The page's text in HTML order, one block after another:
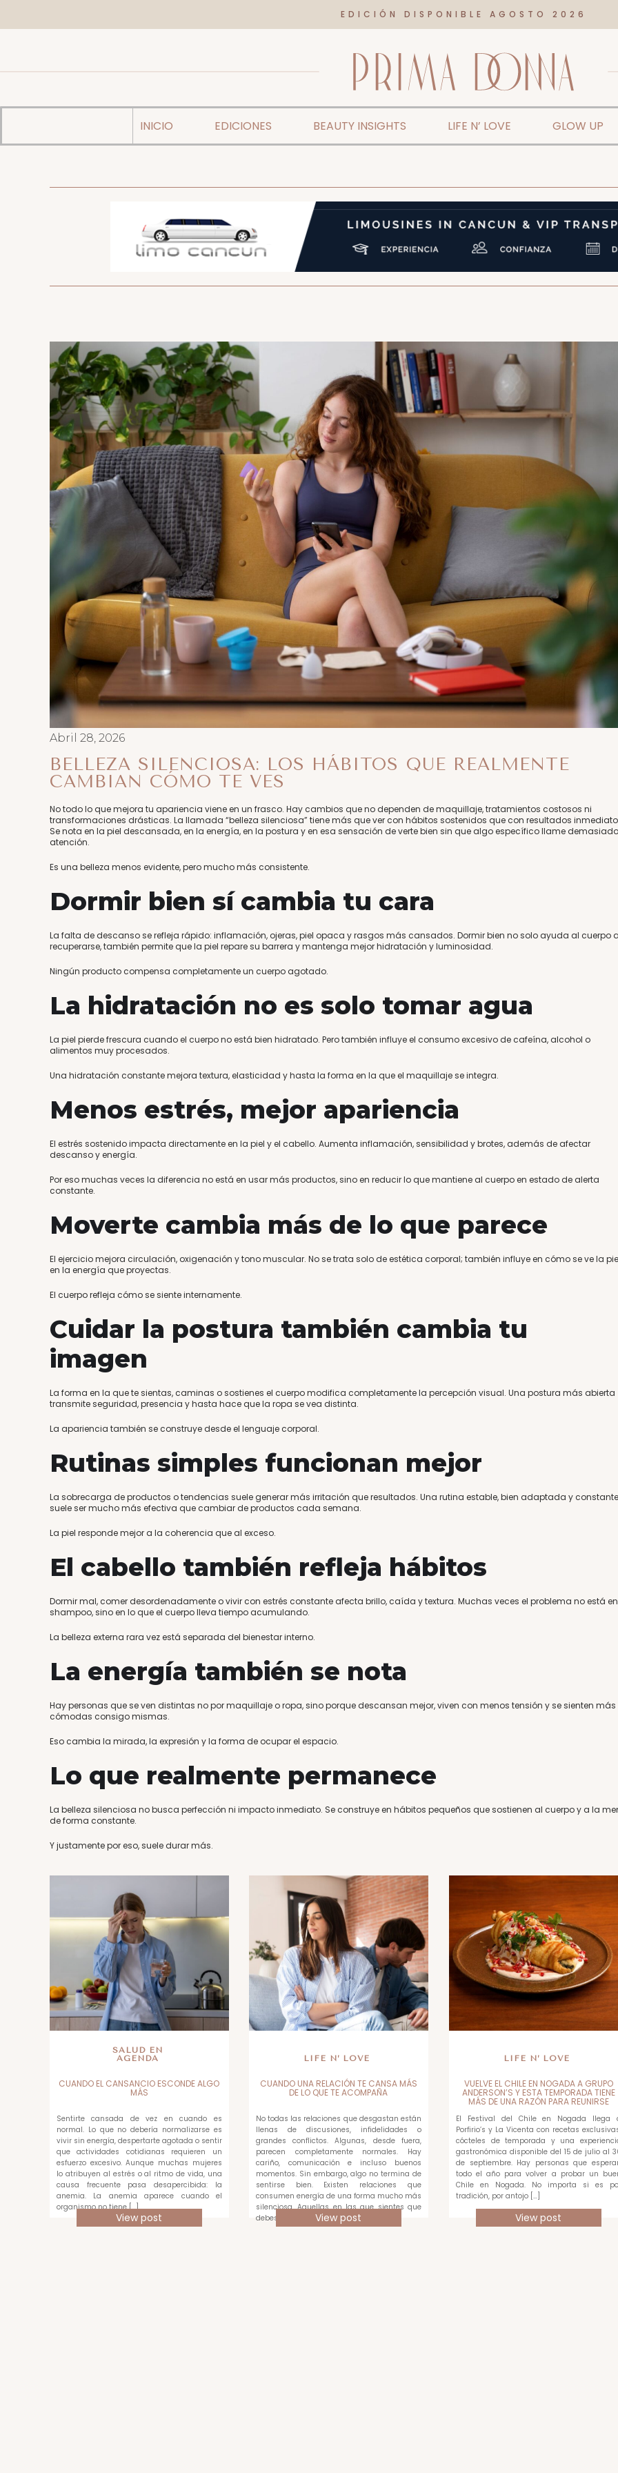
EDICIÓN DISPONIBLE AGOSTO 2026
INICIO EDICIONES BEAUTY INSIGHTS LIFE N’ LOVE GLOW UP
Abril 28, 2026
BELLEZA SILENCIOSA: LOS HÁBITOS QUE REALMENTE
CAMBIAN CÓMO TE VES
No todo lo que mejora tu apariencia viene en un frasco. Hay cambios que no dependen de maquillaje, tratamientos costosos ni
transformaciones drásticas. La llamada “belleza silenciosa” tiene más que ver con hábitos sostenidos que con resultados
Se nota en la piel descansada, en la energía, en la postura y en esa sensación de verte bien sin que algo específico llame
atención.
Es una belleza menos evidente, pero mucho más consistente.
Dormir bien sí cambia tu cara
La falta de descanso se refleja rápido: inflamación, ojeras, piel opaca y rasgos más cansados. Dormir bien no solo ayuda al cuerpo
recuperarse, también permite que la piel repare su barrera y mantenga mejor hidratación y luminosidad.
Ningún producto compensa completamente un cuerpo agotado.
La hidratación no es solo tomar agua
La piel pierde frescura cuando el cuerpo no está bien hidratado. Pero también influye el consumo excesivo de cafeína, alcohol o
alimentos muy procesados.
Una hidratación constante mejora textura, elasticidad y hasta la forma en la que el maquillaje se integra.
Menos estrés, mejor apariencia
El estrés sostenido impacta directamente en la piel y el cabello. Aumenta inflamación, sensibilidad y brotes, además de afectar
descanso y energía.
Por eso muchas veces la diferencia no está en usar más productos, sino en reducir lo que mantiene al cuerpo en estado de alerta
constante.
Moverte cambia más de lo que parece
El ejercicio mejora circulación, oxigenación y tono muscular. No se trata solo de estética corporal; también influye en cómo se ve la
en la energía que proyectas.
El cuerpo refleja cómo se siente internamente.
Cuidar la postura también cambia tu
imagen
La forma en la que te sientas, caminas o sostienes el cuerpo modifica completamente la percepción visual. Una postura más abierta
transmite seguridad, presencia y hasta hace que la ropa se vea distinta.
La apariencia también se construye desde el lenguaje corporal.
Rutinas simples funcionan mejor
La sobrecarga de productos o tendencias suele generar más irritación que resultados. Una rutina estable, bien adaptada y constante
suele ser mucho más efectiva que cambiar de productos cada semana.
La piel responde mejor a la coherencia que al exceso.
El cabello también refleja hábitos
Dormir mal, comer desordenadamente o vivir con estrés constante afecta brillo, caída y textura. Muchas veces el problema no está
shampoo, sino en lo que el cuerpo lleva tiempo acumulando.
La belleza externa rara vez está separada del bienestar interno.
La energía también se nota
Hay personas que se ven distintas no por maquillaje o ropa, sino porque descansan mejor, viven con menos tensión y se sienten más
cómodas consigo mismas.
Eso cambia la mirada, la expresión y la forma de ocupar el espacio.
Lo que realmente permanece
La belleza silenciosa no busca perfección ni impacto inmediato. Se construye en hábitos pequeños que sostienen al cuerpo y a la
de forma constante.
Y justamente por eso, suele durar más.
SALUD EN
AGENDA
CUANDO EL CANSANCIO ESCONDE ALGO
MÁS
Sentirte cansada de vez en cuando es
normal. Lo que no debería normalizarse es
vivir sin energía, despertarte agotada o sentir
que actividades cotidianas requieren un
esfuerzo excesivo. Aunque muchas mujeres
lo atribuyen al estrés o al ritmo de vida, una
causa frecuente pasa desapercibida: la
anemia. La anemia aparece cuando el
organismo no tiene […]
View post
LIFE N’ LOVE
CUANDO UNA RELACIÓN TE CANSA MÁS
DE LO QUE TE ACOMPAÑA
No todas las relaciones que desgastan están
llenas de discusiones, infidelidades o
grandes conflictos. Algunas, desde fuera,
parecen completamente normales. Hay
cariño, comunicación e incluso buenos
momentos. Sin embargo, algo no termina de
sentirse bien. Existen relaciones que
consumen energía de una forma mucho más
silenciosa. Aquellas en las que sientes que
debes medir cada […]View post
LIFE N’ LOVE
VUELVE EL CHILE EN NOGADA A GRUPO
ANDERSON’S Y ESTA TEMPORADA TIENE
MÁS DE UNA RAZÓN PARA REUNIRSE
El Festival del Chile en Nogada llega
Porfirio’s y La Vicenta con recetas
cócteles de temporada y una
gastronómica disponible del 15 de julio al
de septiembre. Hay personas que
todo el año para volver a probar un
Chile en Nogada. No importa si es
tradición, por antojo […]
View post